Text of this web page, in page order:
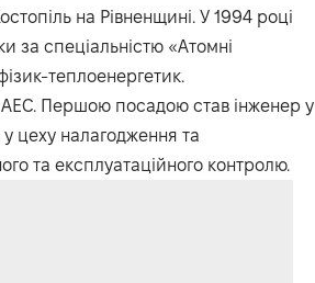
на Рівненщині. У 1994 році
за спеціальністю «Атомні
теплоенергетик.
АЕС. Першою посадою став інженер у
у цеху налагодження та
та експлуатаційного контролю.